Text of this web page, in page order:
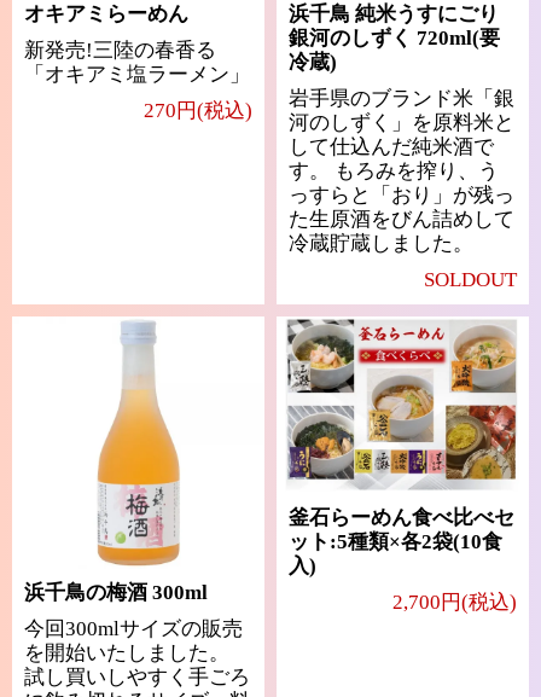
オキアミらーめん
新発売!三陸の春香る
「オキアミ塩ラーメン」
270円(税込)
浜千鳥 純米うすにごり
銀河のしずく 720ml(要
冷蔵)
岩手県のブランド米「銀
河のしずく」を原料米と
して仕込んだ純米酒で
す。 もろみを搾り、う
っすらと「おり」が残っ
た生原酒をびん詰めして
冷蔵貯蔵しました。
SOLDOUT
浜千鳥の梅酒 300ml
今回300mlサイズの販売
を開始いたしました。
試し買いしやすく手ごろ
釜石らーめん食べ比べセ
ット:5種類×各2袋(10食
入)
2,700円(税込)